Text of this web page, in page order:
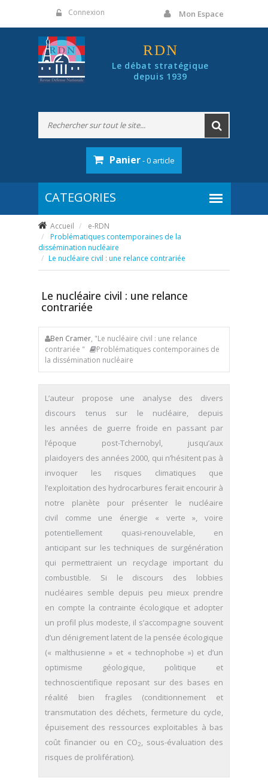
Connexion Mon Espace
RDN
Le débat stratégique
depuis 1939
Panier- 0 article
Accueil
e-RDN
Problématiques contemporaines de la
dissémination nucléaire
Le nucléaire civil : une relance contrariée
Le nucléaire civil : une relance
contrariée
Ben Cramer, "Le nucléaire civil : une relance
contrariée "
Problématiques contemporaines de
la dissémination nucléaire
L’auteur propose une analyse des divers
discours tenus sur le nucléaire, depuis
les années de guerre froide en passant par
l’époque post-Tchernobyl, jusqu’aux
plaidoyers des années 2000, qui n’hésitent pas à
invoquer les risques climatiques que
l’exploitation des hydrocarbures ferait encourir à
notre planète pour présenter le nucléaire
civil comme une énergie « verte », voire
potentiellement quasi-renouvelable, en
anticipant sur les techniques de surgénération
qui permettraient un recyclage important du
combustible. Si le discours des lobbies
nucléaires semble depuis peu mieux prendre
en compte la contrainte écologique et adopter
un profil plus modeste, il s’accompagne souvent
d’un dénigrement latent de la pensée écologique
(« malthusienne » et « technophobe ») et d’un
optimisme géologique, politique et
technoscientifique reposant sur des bases en
réalité bien fragiles (conditionnement et
transmutation des déchets, fermeture du cycle,
épuisement des ressources exploitables à bas
coût financier ou en CO2, sous-évaluation des
risques de prolifération).